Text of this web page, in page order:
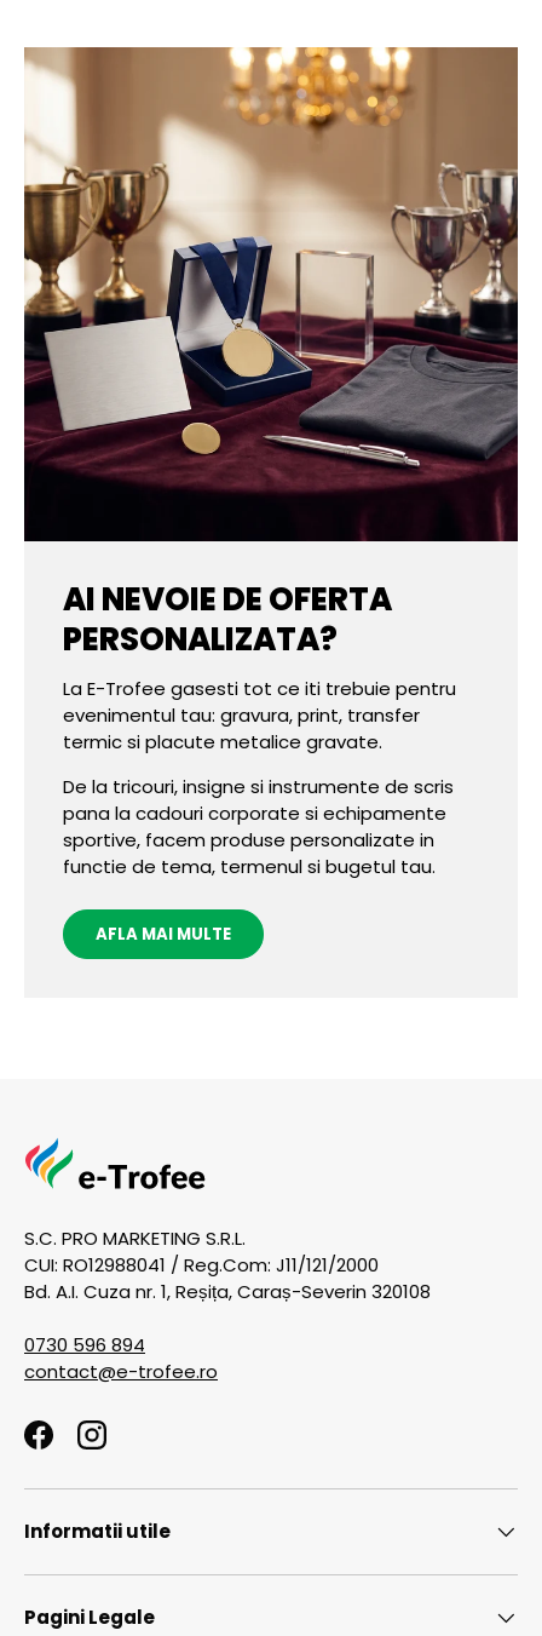
AI NEVOIE DE OFERTA
PERSONALIZATA?
La E-Trofee gasesti tot ce iti trebuie pentru
evenimentul tau: gravura, print, transfer
termic si placute metalice gravate.
De la tricouri, insigne si instrumente de scris
pana la cadouri corporate si echipamente
sportive, facem produse personalizate in
functie de tema, termenul si bugetul tau.
AFLA MAI MULTE
S.C. PRO MARKETING S.R.L.
CUI: RO12988041 / Reg.Com: J11/121/2000
Bd. A.I. Cuza nr. 1, Reșița, Caraș-Severin 320108
0730 596 894
contact@e-trofee.ro
FacebookInstagram
Informatii utile
Pagini Legale